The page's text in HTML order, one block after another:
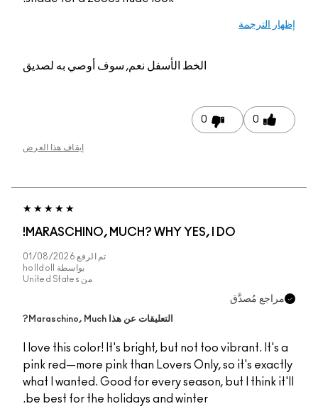
الترجمة
الخط الأسفلنعم, سوف أوصي به لصديق
0
إيقاف هذا العرض
MARASCHINO, MUCH? WHY YES, I DO!
01/08/2026
holldoll
United States
مُصدَّق
التعليقات عن هذا Maraschino, Much?
I love this color! It's bright, but not too vibrant.
pink red—more pink than Lovers Only, so it's
what I wanted. Good for every season, but I
be best for the holidays and winter.